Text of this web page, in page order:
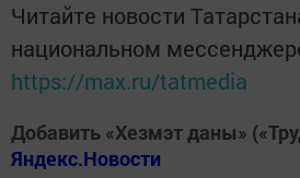
Читайте новости
национальном
https://max.ru/tatmedia
Добавить «Хезмэт даны»
Яндекс.Новости